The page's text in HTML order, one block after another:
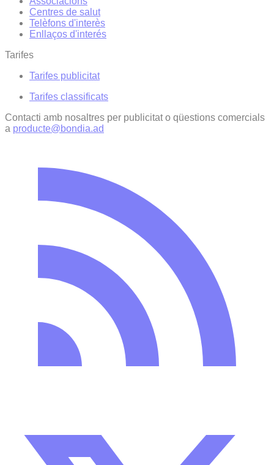
Centres de salut
Telèfons d'interès
Enllaços d'interés
Tarifes
Tarifes publicitat
Tarifes classificats
Contacti amb nosaltres per publicitat o qüestions comercials
a producte@bondia.ad